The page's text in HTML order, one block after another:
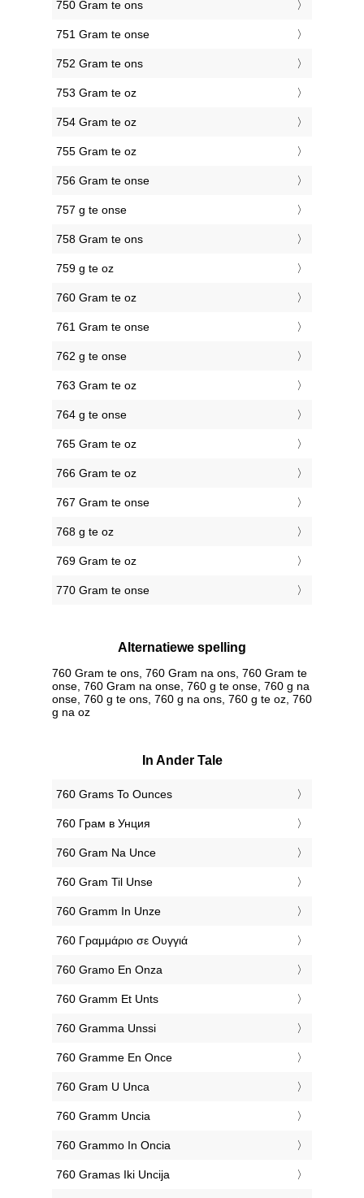
750 Gram te ons
751 Gram te onse
752 Gram te ons
753 Gram te oz
754 Gram te oz
755 Gram te oz
756 Gram te onse
757 g te onse
758 Gram te ons
759 g te oz
760 Gram te oz
761 Gram te onse
762 g te onse
763 Gram te oz
764 g te onse
765 Gram te oz
766 Gram te oz
767 Gram te onse
768 g te oz
769 Gram te oz
770 Gram te onse
Alternatiewe spelling
760 Gram te ons, 760 Gram na ons, 760 Gram te
onse, 760 Gram na onse, 760 g te onse, 760 g na
onse, 760 g te ons, 760 g na ons, 760 g te oz, 760
g na oz
In Ander Tale
‎760 Grams To Ounces
‎760 Грам в Унция
‎760 Gram Na Unce
‎760 Gram Til Unse
‎760 Gramm In Unze
‎760 Γραμμάριο σε Ουγγιά
‎760 Gramo En Onza
‎760 Gramm Et Unts
‎760 Gramma Unssi
‎760 Gramme En Once
‎760 Gram U Unca
‎760 Gramm Uncia
‎760 Grammo In Oncia
‎760 Gramas Iki Uncija